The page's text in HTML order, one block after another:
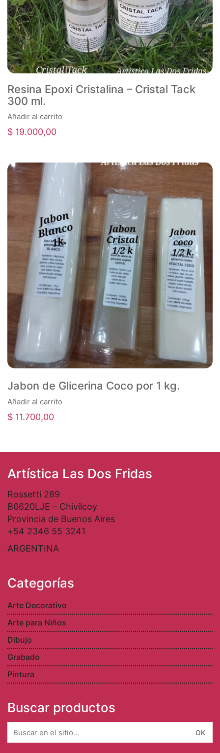
Resina Epoxi Cristalina – Cristal Tack
300 ml.
Añadir al carrito
$ 19.000,00
Jabon de Glicerina Coco por 1 kg.
Añadir al carrito
$ 11.700,00
Artística Las Dos Fridas
Rossetti 289
B6620LJE – Chivilcoy
Provincia de Buenos Aires
+54 2346 55 3241
ARGENTINA
Categorías
Arte Decorativo
Arte para Niños
Dibujo
Grabado
Pintura
Buscar productos
for: